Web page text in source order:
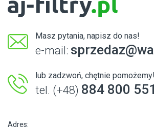
Masz pytania, napisz do nas!
e-mail:
lub zadzwoń, chętnie pomożemy!
tel. (+48) 884 800 551
Adres: